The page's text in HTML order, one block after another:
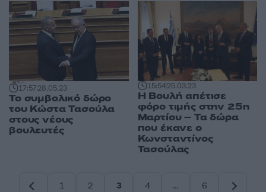
17:5728.05.23
Το συμβολικό δώρο
του Κώστα Τασούλα
στους νέους
βουλευτές
15:5425.03.23
Η Βουλή απέτισε
φόρο τιμής στην 25η
Μαρτίου – Τα δώρα
που έκανε ο
Κωνσταντίνος
Τασούλας
1
2
3
4
…
6